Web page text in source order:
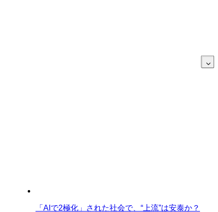
「AIで2極化」された社会で、“上流”は安泰か？